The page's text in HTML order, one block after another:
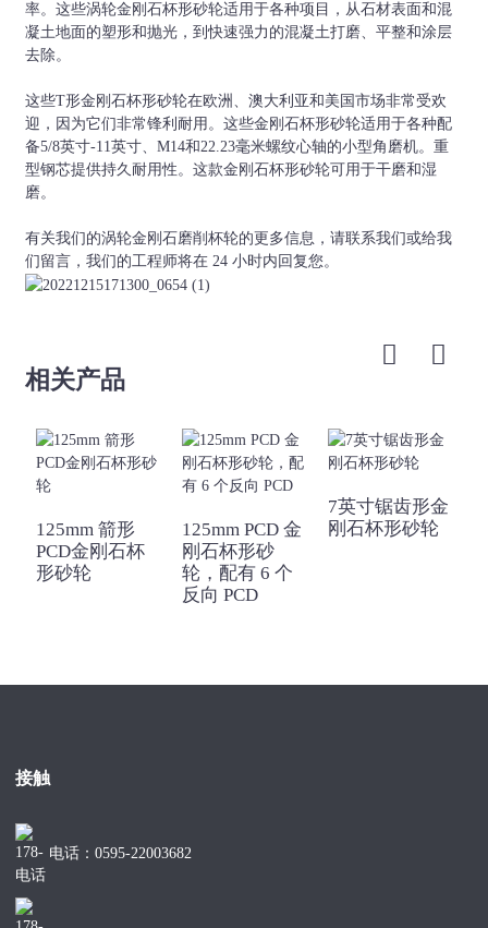
率。这些涡轮金刚石杯形砂轮适用于各种项目，从石材表面和混
凝土地面的塑形和抛光，到快速强力的混凝土打磨、平整和涂层
去除。
这些T形金刚石杯形砂轮在欧洲、澳大利亚和美国市场非常受欢
迎，因为它们非常锋利耐用。这些金刚石杯形砂轮适用于各种配
备5/8英寸-11英寸、M14和22.23毫米螺纹心轴的小型角磨机。重
型钢芯提供持久耐用性。这款金刚石杯形砂轮可用于干磨和湿
磨。
有关我们的涡轮金刚石磨削杯轮的更多信息，请联系我们或给我
们留言，我们的工程师将在 24 小时内回复您。
相关产品
125mm 箭形
PCD金刚石杯
形砂轮
125mm PCD 金
刚石杯形砂
轮，配有 6 个
反向 PCD
7英寸锯齿形金
刚石杯形砂轮
接触
电话：0595-22003682